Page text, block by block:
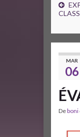
MAR
06
Deboni